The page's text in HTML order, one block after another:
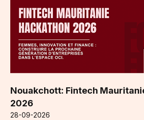
Nouakchott: Fintech
2026
28-09-2026